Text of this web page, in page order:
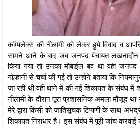
कॉम्पलेक्स की नीलामी को लेकर हुये विवाद व
सामने आने के बाद जब जनपद पंचायत लखनादौन
किया गया तो उनका मोबाईल बंद था वहीं जनपद
गोल्हानी से चर्चा की गई तो उन्होंने बताया कि
जा रही थी वहीं थाने में की गई शिकायत के संबंध में
नीलामी के दौरान पूरा प्रशासनिक अमला मौजूद था
मेरे द्वारा किसी को जातिसूचक टिप्पणी के साथ
शिकायत निराधार है। इस संबंध में पूरी जांच करवाई